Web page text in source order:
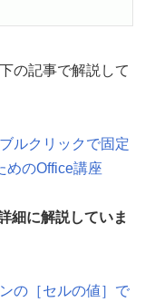
の記事で解説して
ルクリックで固定
めのOffice講座
細に解説していま
の［セルの値］で